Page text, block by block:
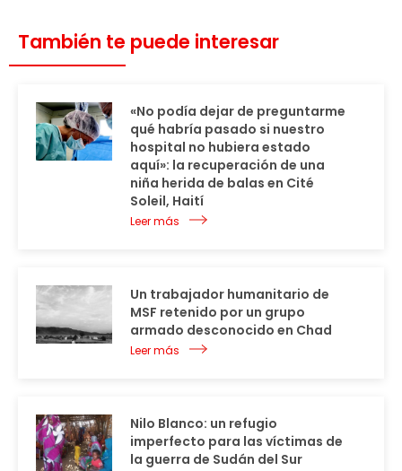
También te puede interesar
«No podía dejar de preguntarme
qué habría pasado si nuestro
hospital no hubiera estado
aquí»: la recuperación de una
niña herida de balas en Cité
Soleil, Haití
Leer más
Un trabajador humanitario de
MSF retenido por un grupo
armado desconocido en Chad
Leer más
Nilo Blanco: un refugio
imperfecto para las víctimas de
la guerra de Sudán del Sur